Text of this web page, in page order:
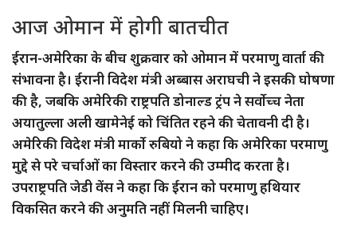
आज ओमान में होगी बातचीत
ईरान-अमेरिका के बीच शुक्रवार को ओमान में परमाणु वार्ता की
संभावना है। ईरानी विदेश मंत्री अब्बास अराघची ने इसकी घोषणा
की है, जबकि अमेरिकी राष्ट्रपति डोनाल्ड ट्रंप ने सर्वोच्च नेता
अयातुल्ला अली खामेनेई को चिंतित रहने की चेतावनी दी है।
अमेरिकी विदेश मंत्री मार्को रुबियो ने कहा कि अमेरिका परमाणु
मुद्दे से परे चर्चाओं का विस्तार करने की उम्मीद करता है।
उपराष्ट्रपति जेडी वेंस ने कहा कि ईरान को परमाणु हथियार
विकसित करने की अनुमति नहीं मिलनी चाहिए।